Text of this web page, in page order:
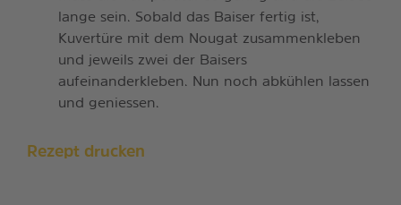
lange sein. Sobald das Baiser fertig ist,
Kuvertüre mit dem Nougat zusammenkleben
und jeweils zwei der Baisers
aufeinanderkleben. Nun noch abkühlen lassen
und geniessen.
Rezept drucken